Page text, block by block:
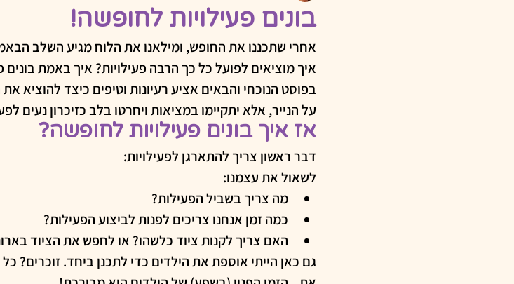
מאחורי החידות כלים טכנולוגיים משחקים עיצוב
שימוש בבינה מלאכותית (AI) גיבורי התורה
בונים פעילויות לחופשה!
אחרי שתכננו את החופש, ומילאנו את הלוח מגיע השלב
איך מוציאים לפועל כל כך הרבה פעילויות? איך באמת בונים
בפוסט הנוכחי והבאים אציע רעיונות וטיפים כיצד להוציא
על הנייר, אלא יתקיימו במציאות ויחרטו בלב כזיכרון נעים
אז איך בונים פעילויות לחופשה?
דבר ראשון צריך להתארגן לפעילויות:
לשאול את עצמנו:
מה צריך בשביל הפעילות?
כמה זמן אנחנו צריכים לפנות לביצוע הפעילות?
האם צריך לקנות ציוד כלשהו? או לחפש את הציוד
גם כאן הייתי אוספת את הילדים כדי לתכנן ביחד. זוכרים?